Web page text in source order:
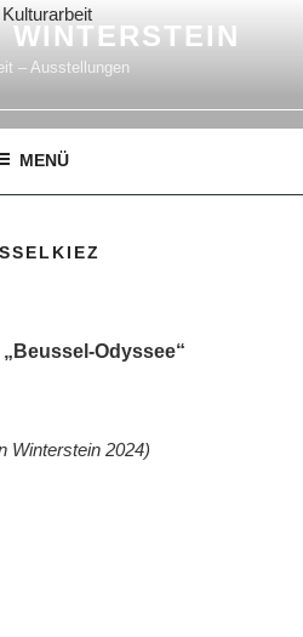
– Ausstellungen
MENÜ
Odyssee“
Winterstein 2024)